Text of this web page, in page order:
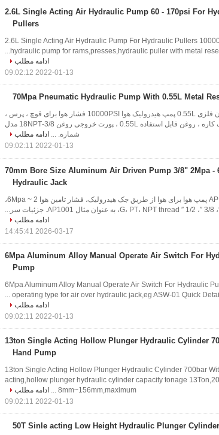
2.6L Single Acting Air Hydraulic Pump 60 - 170psi For
Pullers
2.6L Single Acting Air Hydraulic Pump For Hydraulic Pullers
hydraulic pump for rams,presses,hydraulic puller with metal
ادامه مطلب
2022-01-13 09:02:12
70Mpa Pneumatic Hydraulic Pump With 0.55L Metal
پمپ هیدرولیک پنوماتیک 70Mpa با مخزن فلزی 0.55L پمپ هیدرولیک هوا 10000PSI فشار هوا برای قوچ ، پرس ،
کشنده هیدرولیک با مخزن فلزی ، نوع تک کاره ، روغن قابل استفاده 0.55L ، پورت خروجی روغن 3/8-18NPT مدل
شماره. ... ادامه مطلب
2022-01-13 09:02:11
70mm Bore Size Aluminum Air Driven Pump 3/8" 2Mpa -
Hydraulic Jack
پمپ هائیدرولیک 3/8" 2Mpa - 6Mpa سری AP پمپ هوا برای هوا از طریق جک هیدرولیک، فشار تامین هوا 2 ~ 6Mpa،
ادامه مطلب
2026-03-17 14:45:41
0 - 6Mpa Aluminum Alloy Manual Operate Air Switch For
Pump
0 - 6Mpa Aluminum Alloy Manual Operate Air Switch For Hydraulic
operating type for air over hydraulic jack,eg ASW-01 Quick
ادامه مطلب
2022-01-13 09:02:11
13ton Single Acting Hollow Plunger Hydraulic Cylinder
Hand Pump
13ton Single Acting Hollow Plunger Hydraulic Cylinder 700bar
acting,hollow plunger hydraulic cylinder capacity tonage
8mm~156mm,maximum ...
ادامه مطلب
2022-01-13 09:02:11
50T Sinle acting Low Height Hydraulic Plunger